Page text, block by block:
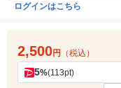
ログインはこちら
2,500円 （税込）
5%(113pt)